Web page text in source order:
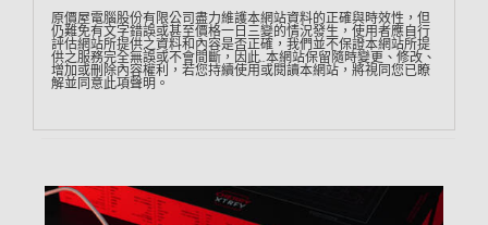
原價屋電腦股份有限公司盡力維護本網站資料的正確與時效性，但
仍難免有文字錯誤或甚至價格一日三變的情況發生，使用者應自行
評估網站所提供之資料和內容是否正確，我們並不保證本網站所提
供之服務完全無誤或不會間斷，因此…本網站保留隨時變更、修改、
增加或刪除內容權利，若您持續使用或閱讀本網站，將視同您已瞭
解並同意此項聲明。